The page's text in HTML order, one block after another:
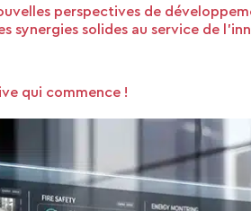
perspectives de
synergies solides au service de
qui commence !